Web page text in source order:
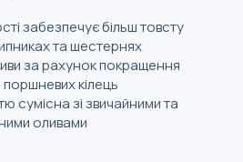
забезпечує більш товсту
та шестернях
за рахунок покращення
кілець
сумісна зі звичайними та
оливами